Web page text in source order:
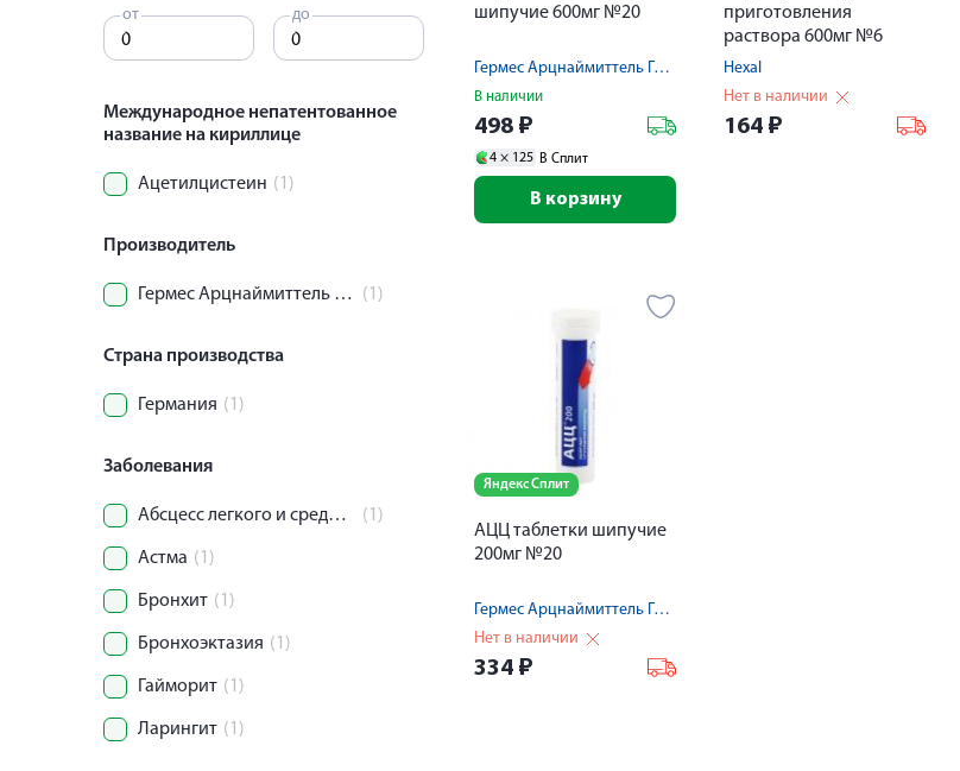
от до
Международное непатентованное
название на кириллице
Ацетилцистеин (1)
Производитель
Гермес Арцнаймиттель ГмбХ/Салютас Фарма,ГмбХ (1)
Страна производства
Германия (1)
Заболевания
Абсцесс легкого и средостения (1)
Астма (1)
Бронхит (1)
Бронхоэктазия (1)
Гайморит (1)
Ларингит (1)
шипучие 600мг №20
Гермес Арцнаймиттель ГмбХ/Салютас Фарма,ГмбХ
В наличии
498 ₽
4 × 125 В Сплит
В корзину
приготовления
раствора 600мг №6
Hexal
Нет в наличии
164 ₽
Яндекс Сплит
АЦЦ таблетки шипучие
200мг №20
Гермес Арцнаймиттель ГмбХ/Салютас Фарма,ГмбХ
Нет в наличии
334 ₽